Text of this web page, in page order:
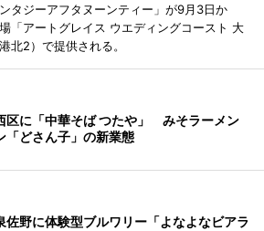
タジーアフタヌーンティー」が9月3日か
「アートグレイス ウエディングコースト 大
北2）で提供される。
区に「中華そば つたや」 みそラーメン
「どさん子」の新業態
佐野に体験型ブルワリー「よなよなビアラ